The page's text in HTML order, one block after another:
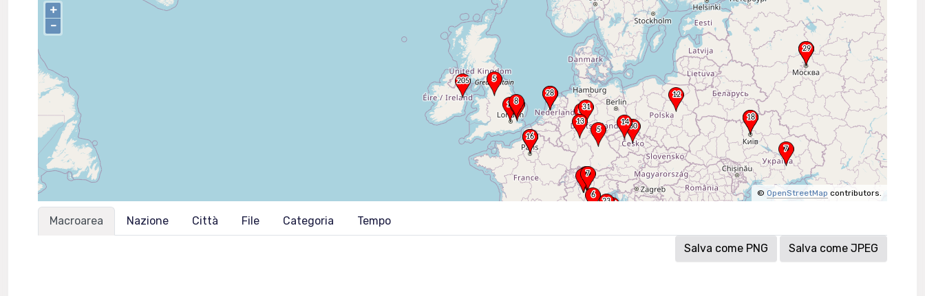
+
–
© OpenStreetMap contributors.
Macroarea Nazione Città File Categoria Tempo
Salva come PNG Salva come JPEG